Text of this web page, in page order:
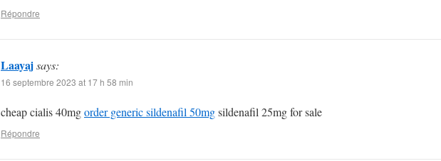
Répondre
Laayajsays:
16 septembre 2023 at 17 h 58 min
cheap cialis 40mgorder generic sildenafil 50mgsildenafil 25mg for sale
Répondre